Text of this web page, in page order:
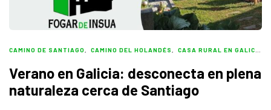
CAMINO DE SANTIAGO, CAMINO DEL HOLANDÉS, CASA RURAL EN GALICIA
Verano en Galicia: desconecta en plena
naturaleza cerca de Santiago